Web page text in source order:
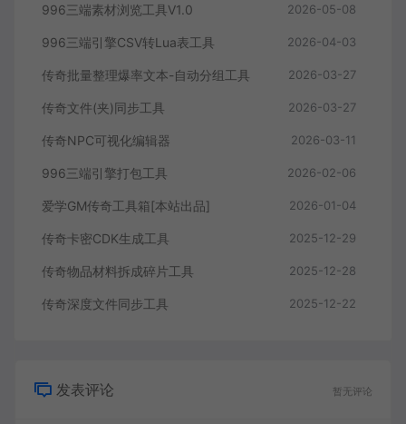
996三端素材浏览工具V1.0 2026-05-08
996三端引擎CSV转Lua表工具 2026-04-03
传奇批量整理爆率文本-自动分组工具 2026-03-27
传奇文件(夹)同步工具 2026-03-27
传奇NPC可视化编辑器 2026-03-11
996三端引擎打包工具 2026-02-06
爱学GM传奇工具箱[本站出品] 2026-01-04
传奇卡密CDK生成工具 2025-12-29
传奇物品材料拆成碎片工具 2025-12-28
传奇深度文件同步工具 2025-12-22
发表评论 暂无评论